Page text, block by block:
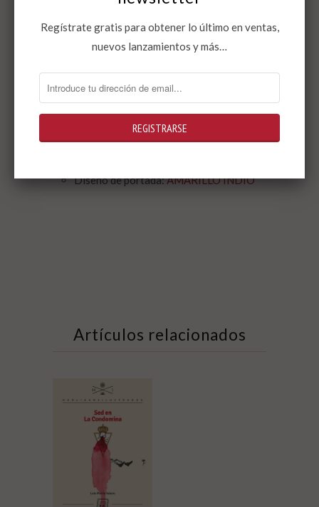
Datos que deberías saber:
ISBN: 978-84-16001-54-5
Formato: 110x150 mm
Tamaño: 136 páginas
Diseño de portada:AMARILLO INDIO
Artículos relacionados
Regístrate gratis para obtener lo último en ventas,
nuevos lanzamientos y más…